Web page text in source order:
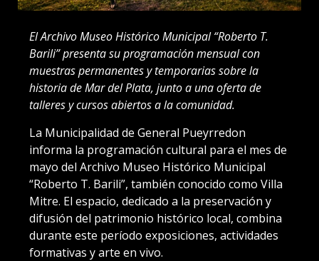
El Archivo Museo Histórico Municipal “Roberto T.
Barili” presenta su programación mensual con
muestras permanentes y temporarias sobre la
historia de Mar del Plata, junto a una oferta de
talleres y cursos abiertos a la comunidad.
La Municipalidad de General Pueyrredon
informa la programación cultural para el mes de
mayo del Archivo Museo Histórico Municipal
“Roberto T. Barili”, también conocido como Villa
Mitre. El espacio, dedicado a la preservación y
difusión del patrimonio histórico local, combina
durante este período exposiciones, actividades
formativas y arte en vivo.